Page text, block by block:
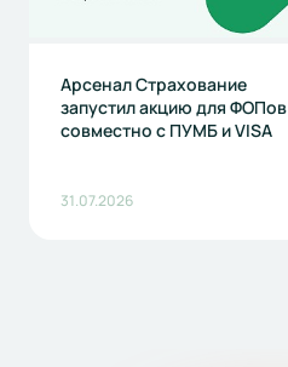
Арсенал Страхование
запустил акцию для ФОПов
совместно с ПУМБ и VISA
31.07.2026